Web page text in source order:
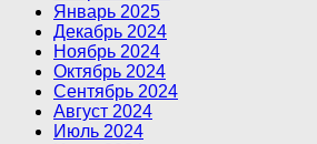
Январь 2025
Декабрь 2024
Ноябрь 2024
Октябрь 2024
Сентябрь 2024
Август 2024
Июль 2024